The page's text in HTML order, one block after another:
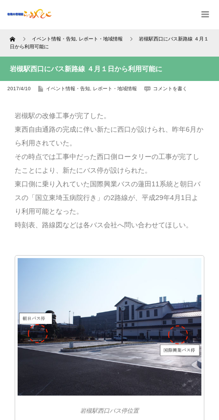
Home イベント情報・告知 レポート・地域情報
岩槻駅西口にバス新路線 ４月１
日から利用可能に
岩槻駅西口にバス新路線 ４月１日から利用可能に
2017/4/10 イベント情報・告知 レポート・地域情報 コメントを書く
岩槻駅の改修工事が完了した。
東西自由通路の完成に伴い新たに西口が設けられ、昨年6月か
ら利用されていた。
その時点では工事中だった西口側ロータリーの工事が完了し
たことにより、新たにバス停が設けられた。
東口側に乗り入れていた国際興業バスの蓮田11系統と朝日バ
スの「国立東埼玉病院行き」の2路線が、平成29年4月1日よ
り利用可能となった。
時刻表、路線図などは各バス会社へ問い合わせてほしい。
岩槻駅西口バス停位置